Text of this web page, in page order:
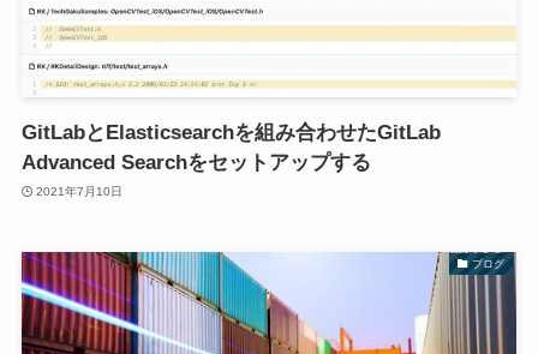
GitLabとElasticsearchを組み合わせたGitLab
Advanced Searchをセットアップする
2021年7月10日
ブログ